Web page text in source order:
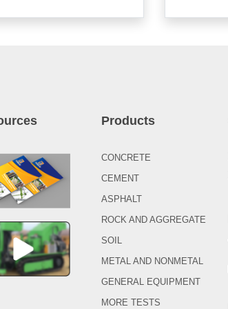
Products
CONCRETE
CEMENT
ASPHALT
ROCK AND AGGREGATE
SOIL
METAL AND NONMETAL
GENERAL EQUIPMENT
MORE TESTS